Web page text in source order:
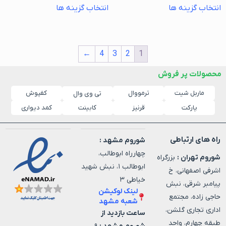
انتخاب گزینه ها انتخاب گزینه ها
1
2
3
4
←
محصولات پر فروش
ماربل شیت ترمووال تی وی وال
کفپوش
پارکت
قرنیز کابینت کمد دیواری
راه های ارتباطی
شوروم تهران : بزرگراه
اشرفی اصفهانی، خ
پیامبر شرقی، نبش
حاجی زاده، مجتمع
اداری تجاری گلشن،
طبقه چهارم، واحد
شوروم مشهد :
چهارراه ابوطالب،
ابوطالب ۱، نبش شهید
خیاطی ۳
لینک لوکیشن
شعبه مشهد
ساعت بازدید از